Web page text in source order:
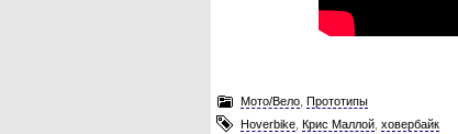
Мото/Вело Прототипы
Hoverbike Крис Маллой ховербайк